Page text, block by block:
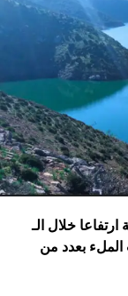
خلال الـ
بعدد من